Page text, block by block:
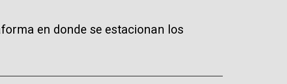
en donde se estacionan los